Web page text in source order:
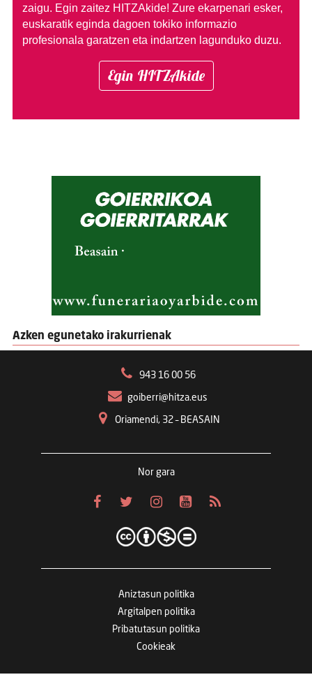
zaigu. Egin zaitez HITZAkide! Zure ekarpenari esker,
euskaratik eginda dagoen tokiko informazio
profesionala garatzen eta indartzen lagunduko duzu.
Egin HITZAkide
Azken egunetako irakurrienak
943 16 00 56
goiberri@hitza.eus
Oriamendi, 32 – BEASAIN
Nor gara
Aniztasun politika
Argitalpen politika
Pribatutasun politika
Cookieak